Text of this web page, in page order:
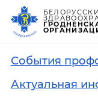
События
Актуальная